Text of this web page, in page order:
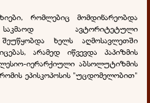
რომლებიც მომდინარეობდა
ავტორიტეტული
ხელს აღმოსავლეთში
არამედ იწვევდა პაპიზმის
იერარქიული აბსოლუტიზმის
ეპისკოპოსის "უცდომელობით"